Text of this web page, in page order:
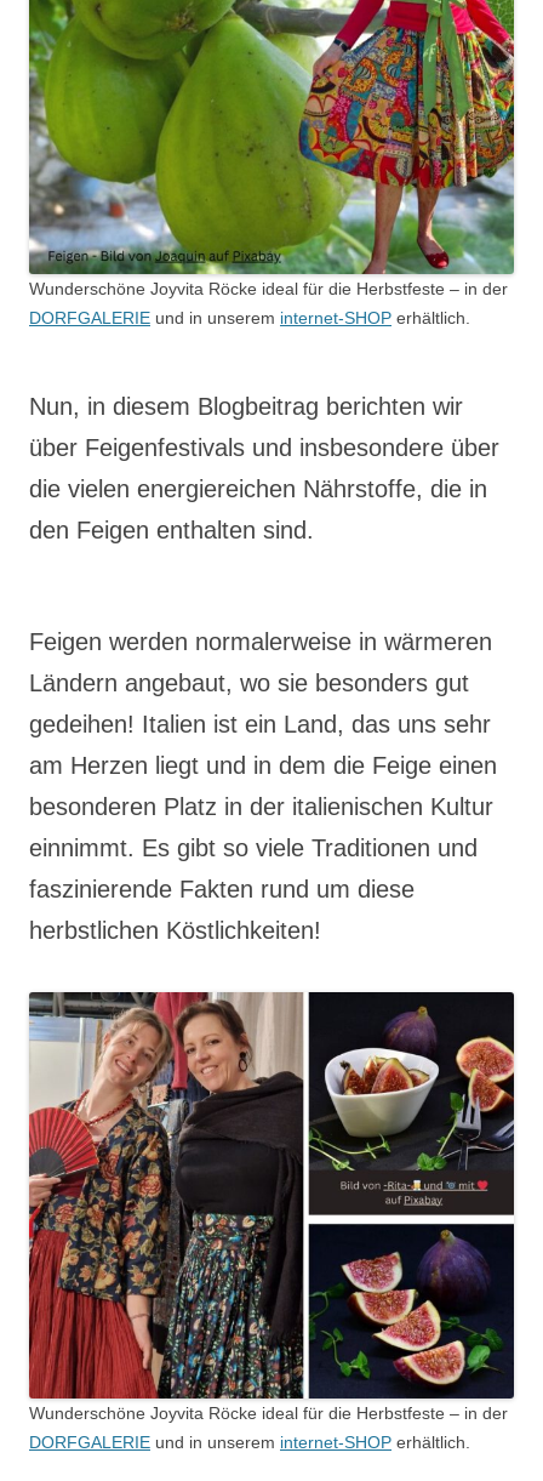
Wunderschöne Joyvita Röcke ideal für die Herbstfeste – in der
DORFGALERIE und in unserem internet-SHOP erhältlich.
Nun, in diesem Blogbeitrag berichten wir
über Feigenfestivals und insbesondere über
die vielen energiereichen Nährstoffe, die in
den Feigen enthalten sind.
Feigen werden normalerweise in wärmeren
Ländern angebaut, wo sie besonders gut
gedeihen! Italien ist ein Land, das uns sehr
am Herzen liegt und in dem die Feige einen
besonderen Platz in der italienischen Kultur
einnimmt. Es gibt so viele Traditionen und
faszinierende Fakten rund um diese
herbstlichen Köstlichkeiten!
Wunderschöne Joyvita Röcke ideal für die Herbstfeste – in der
DORFGALERIE und in unserem internet-SHOP erhältlich.